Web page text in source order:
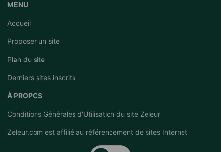
MENU
Accueil
Proposer un site
Plan du site
Derniers sites inscrits
À PROPOS
Conditions Générales d'Utilisation du site Zeleur
Zeleur.com est affilié au référencement de sites Internet